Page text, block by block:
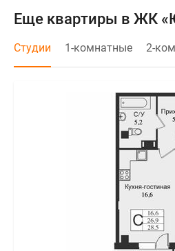
Еще квартиры в ЖК
Студии 1-комнатные 2-